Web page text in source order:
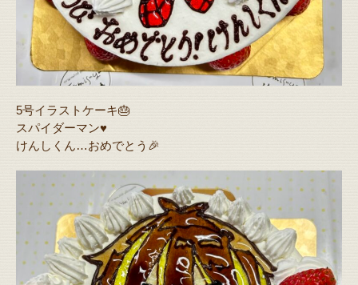
5号イラストケーキ🎂
スパイダーマン♥️
けんしくん…おめでとう🎉